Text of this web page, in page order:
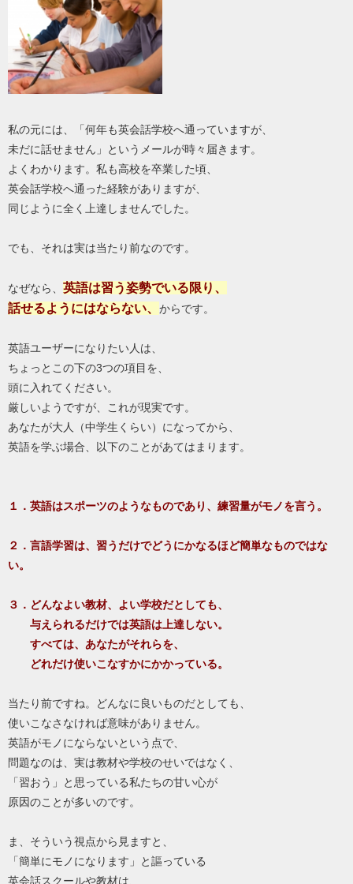
私の元には、「何年も英会話学校へ通っていますが、
未だに話せません」というメールが時々届きます。
よくわかります。私も高校を卒業した頃、
英会話学校へ通った経験がありますが、
同じように全く上達しませんでした。
でも、それは実は当たり前なのです。
なぜなら、 英語は習う姿勢でいる限り、
話せるようにはならない、 からです。
英語ユーザーになりたい人は、
ちょっとこの下の3つの項目を、
頭に入れてください。
厳しいようですが、これが現実です。
あなたが大人（中学生くらい）になってから、
英語を学ぶ場合、以下のことがあてはまります。
１．英語はスポーツのようなものであり、練習量がモノを言う。
２．言語学習は、習うだけでどうにかなるほど簡単なものではな
い。
３．どんなよい教材、よい学校だとしても、
与えられるだけでは英語は上達しない。
すべては、あなたがそれらを、
どれだけ使いこなすかにかかっている。
当たり前ですね。どんなに良いものだとしても、
使いこなさなければ意味がありません。
英語がモノにならないという点で、
問題なのは、実は教材や学校のせいではなく、
「習おう」と思っている私たちの甘い心が
原因のことが多いのです。
ま、そういう視点から見ますと、
「簡単にモノになります」と謳っている
英会話スクールや教材は、